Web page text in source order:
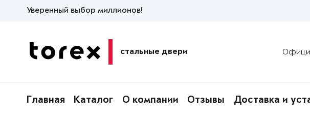
Уверенный выбор миллионов!
стальные двери
Главная Каталог О компании Отзывы Доставка и